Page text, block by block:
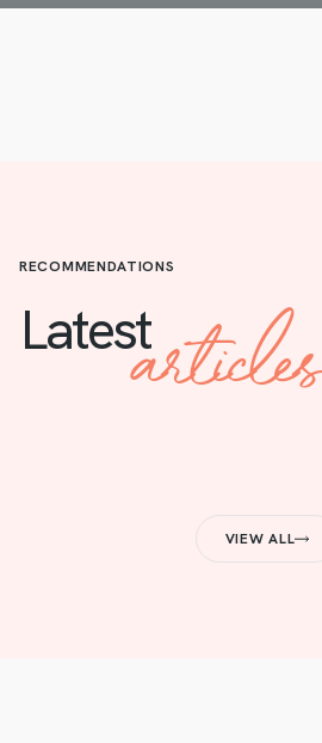
RECOMMENDATIONS
Latestarticles
VIEW ALL